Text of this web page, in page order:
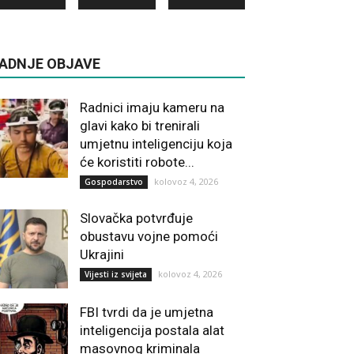
OBJAVE
Radnici imaju kameru na
glavi kako bi trenirali
umjetnu inteligenciju koja
će koristiti robote...
Gospodarstvo kolovoz 4, 2026
Slovačka potvrđuje
obustavu vojne pomoći
Ukrajini
Vijesti iz svijeta kolovoz 4, 2026
FBI tvrdi da je umjetna
inteligencija postala alat
masovnog kriminala